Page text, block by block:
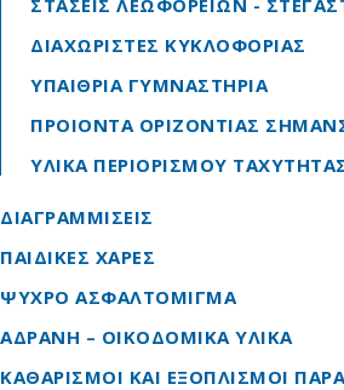
ΔΙΑΧΩΡΙΣΤΕΣ ΚΥΚΛΟΦΟΡΙΑΣ
ΥΠΑΙΘΡΙΑ ΓΥΜΝΑΣΤΗΡΙΑ
ΠΡΟΙΟΝΤΑ ΟΡΙΖΟΝΤΙΑΣ
ΥΛΙΚΑ ΠΕΡΙΟΡΙΣΜΟΥ
ΔΙΑΓΡΑΜΜΙΣΕΙΣ
ΠΑΙΔΙΚΕΣ ΧΑΡΕΣ
ΨΥΧΡΟ ΑΣΦΑΛΤΟΜΙΓΜΑ
ΑΔΡΑΝΗ – ΟΙΚΟΔΟΜΙΚΑ ΥΛΙΚΑ
ΚΑΘΑΡΙΣΜΟΙ ΚΑΙ ΕΞΟΠΛΙΣΜΟΙ